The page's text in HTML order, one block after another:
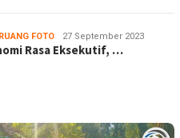
RUANG FOTO 27 September 2023
Rasa Eksekutif, …